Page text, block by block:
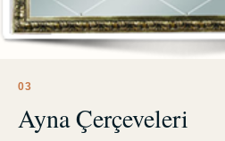
03
Ayna Çerçeveleri